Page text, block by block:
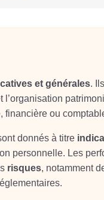
et générales.
financière ou
donnés à titre
personnelle. Les
risques, notamment